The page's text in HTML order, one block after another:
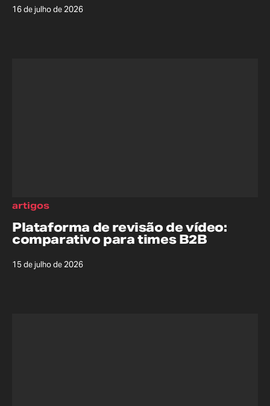
16 de julho de 2026
Plataforma de revisão de vídeo:
comparativo para times B2B
15 de julho de 2026
artigos